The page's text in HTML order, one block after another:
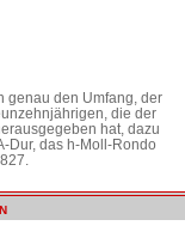
genau den Umfang, der
die der
hat, dazu
Dur, das h-Moll-Rondo